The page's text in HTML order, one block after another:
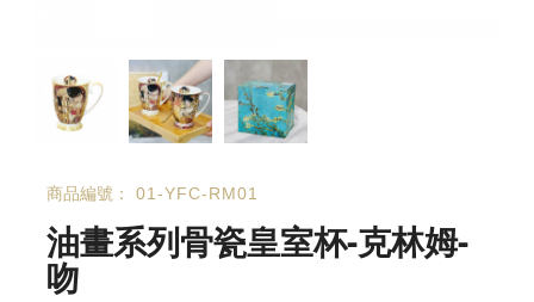
商品編號： 01-YFC-RM01
油畫系列骨瓷皇室杯-克林姆-
吻